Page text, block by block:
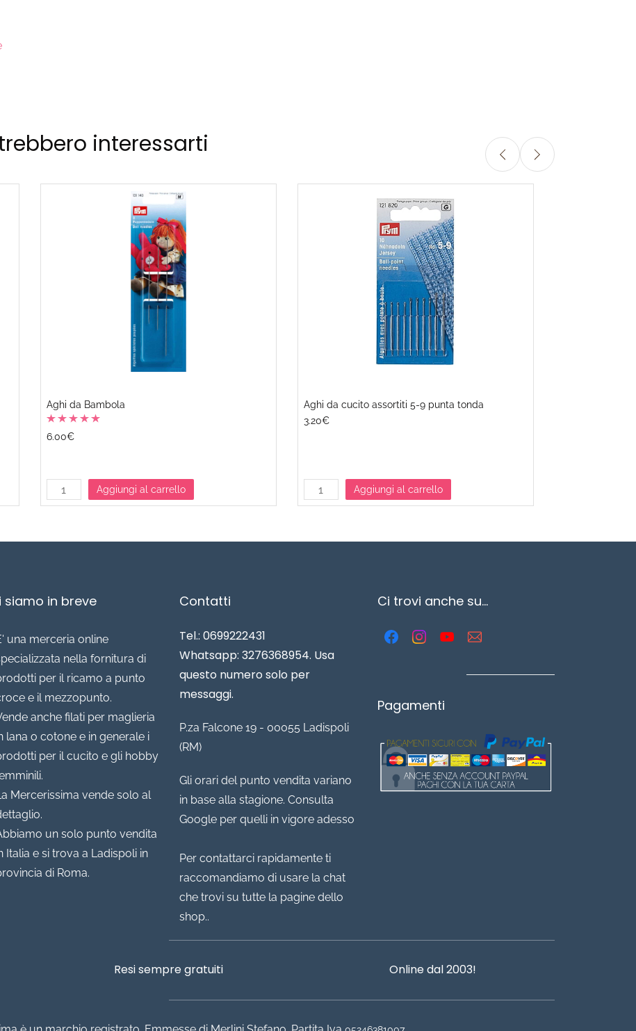
interessarti
Aghi da Bambola
6.00€
Aggiungi al carrello
Aghi da cucito assortiti 5-9 punta tonda
3.20€
Aggiungi al carrello
siamo in breve
una merceria online
nella fornitura di
per il ricamo a punto
e il mezzopunto.
anche filati per maglieria
lana o cotone e in generale i
per il cucito e gli hobby
Mercerissima vende solo al
un solo punto vendita
Italia e si trova a Ladispoli in
di Roma.
Contatti
Tel.: 0699222431
Whatsapp: 3276368954. Usa
questo numero solo per
messaggi.
P.za Falcone 19 - 00055 Ladispoli
(RM)
Gli orari del punto vendita variano
in base alla stagione. Consulta
Google per quelli in vigore adesso
Per contattarci rapidamente ti
raccomandiamo di usare la chat
che trovi su tutte la pagine dello
shop..
Ci trovi anche su...
Pagamenti
Resi sempre gratuiti Online dal 2003!